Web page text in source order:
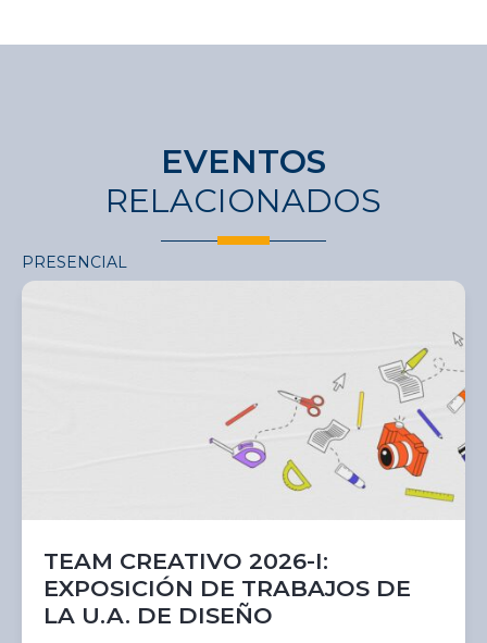
EVENTOS
RELACIONADOS
PRESENCIAL
TEAM CREATIVO 2026-I:
EXPOSICIÓN DE TRABAJOS DE
LA U.A. DE DISEÑO